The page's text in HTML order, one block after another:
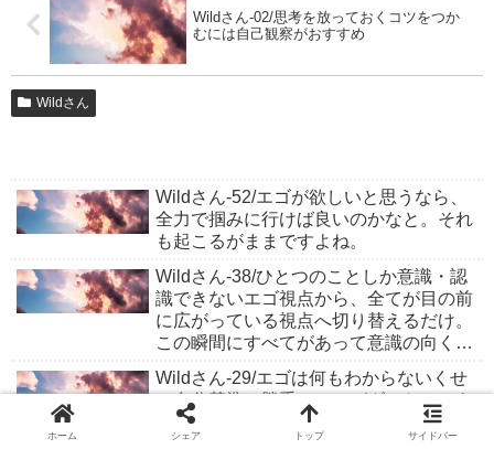
Wildさん-02/思考を放っておくコツをつか
むには自己観察がおすすめ
Wildさん
Wildさん-52/エゴが欲しいと思うなら、
全力で掴みに行けば良いのかなと。それ
も起こるがままですよね。
Wildさん-38/ひとつのことしか意識・認
識できないエゴ視点から、全てが目の前
に広がっている視点へ切り替えるだけ。
この瞬間にすべてがあって意識の向く方
Wildさん-29/エゴは何もわからないくせ
に自分基準で勝手にここがダメだとかあ
あなったらとか言ってるけど 今展開して
いるものが本当に自分にとって不都合な
ホーム シェア トップ サイドバー